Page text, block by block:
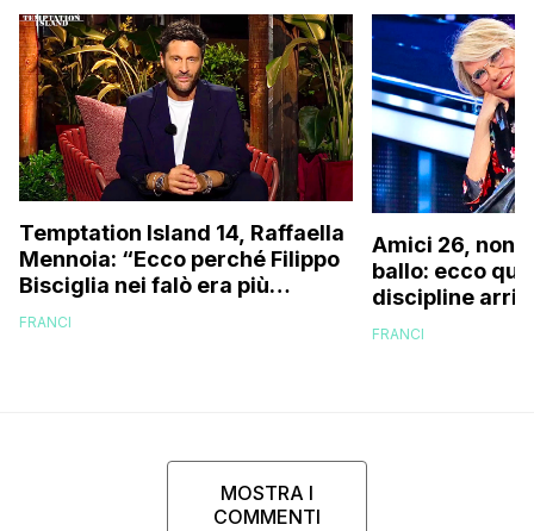
Temptation Island 14, Raffaella
Mennoia: “Ecco perché Filippo
Bisciglia nei falò era più
coinvolto del solito”
FRANCI
Amici 26, non
ballo: ecco
discipline
scuola!
FRANCI
MOSTRA I
COMMENTI